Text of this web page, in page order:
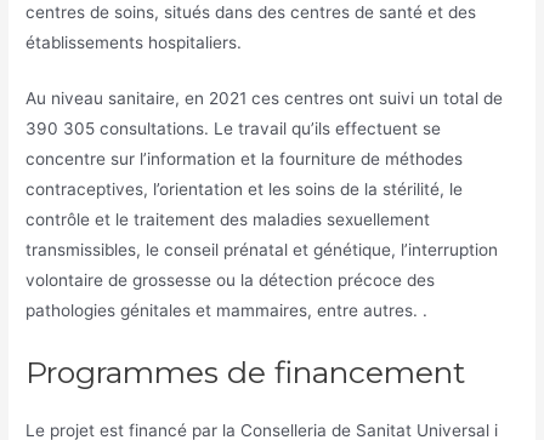
centres de soins, situés dans des centres de santé et des
établissements hospitaliers.
Au niveau sanitaire, en 2021 ces centres ont suivi un total de
390 305 consultations. Le travail qu’ils effectuent se
concentre sur l’information et la fourniture de méthodes
contraceptives, l’orientation et les soins de la stérilité, le
contrôle et le traitement des maladies sexuellement
transmissibles, le conseil prénatal et génétique, l’interruption
volontaire de grossesse ou la détection précoce des
pathologies génitales et mammaires, entre autres. .
Programmes de financement
Le projet est financé par la Conselleria de Sanitat Universal i